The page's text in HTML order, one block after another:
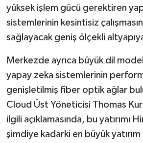
yüksek işlem gücü gerektiren
sistemlerinin kesintisiz
sağlayacak geniş ölçekli
Merkezde ayrıca büyük dil
yapay zeka sistemlerinin
genişletilmiş fiber optik ağlar
Cloud Üst Yöneticisi Thomas
ilgili açıklamasında, bu yatırımı
şimdiye kadarki en büyük
Magazin
Pazarlar
Politika